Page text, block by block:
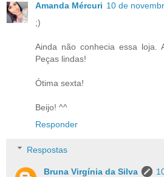
Amanda Mércuri 10 de
;)
Ainda não conhecia essa loja.
Peças lindas!
Ótima sexta!
Beijo! ^^
Responder
Respostas
Bruna Virgínia da Silva